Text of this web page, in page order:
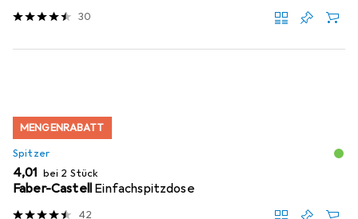
30
MENGENRABATT
Spitzer
EUR
4,01 bei 2 Stück
Faber-Castell Einfachspitzdose
42